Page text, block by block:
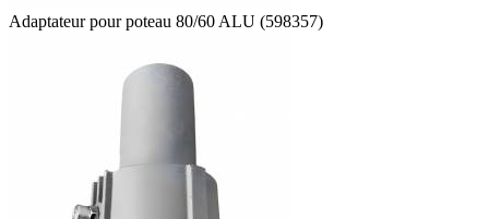
Adaptateur pour poteau 80/60 ALU (598357)